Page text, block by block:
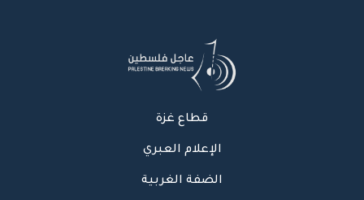
قطاع غزة
الإعلام العبري
الضفة الغربية